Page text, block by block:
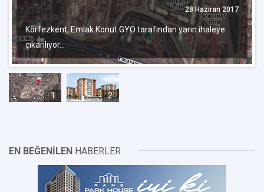
28 Haziran 2017
Körfezkent, Emlak Konut GYO tarafından yarın ihaleye
çıkarılıyor...
1 2
EN BEĞENİLEN HABERLER